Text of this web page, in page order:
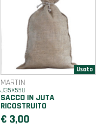
MARTIN
J35X55U
SACCO IN JUTA
RICOSTRUITO
€ 3,00